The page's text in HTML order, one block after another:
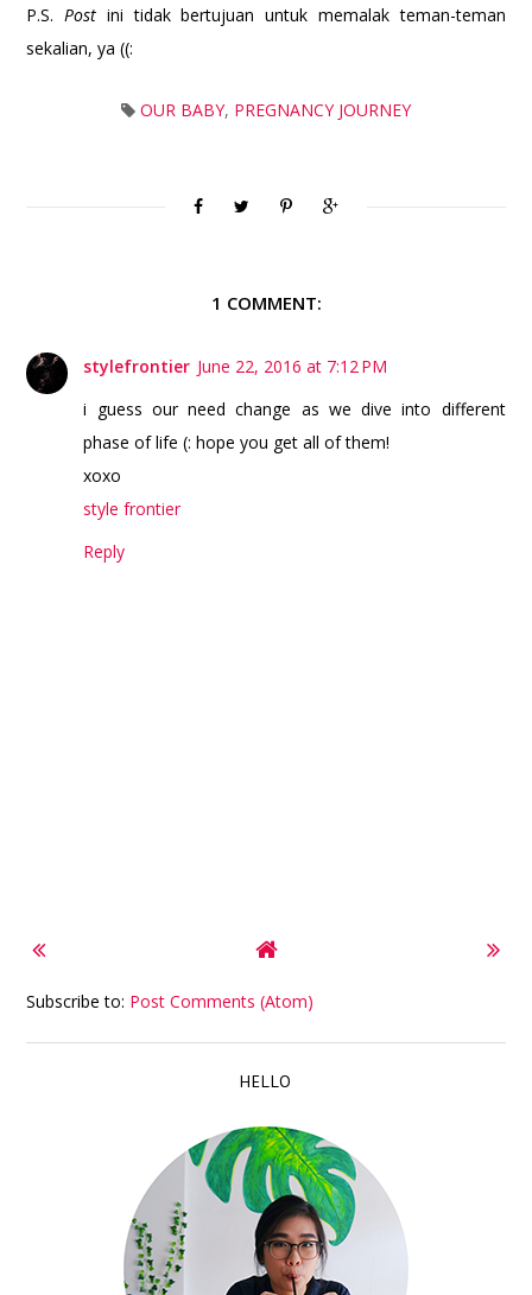
P.S. Post ini tidak bertujuan untuk memalak teman-teman
sekalian, ya ((:
OUR BABY, PREGNANCY JOURNEY
1 COMMENT:
stylefrontier June 22, 2016 at 7:12 PM
i guess our need change as we dive into different
phase of life (: hope you get all of them!
xoxo
style frontier
Reply
Subscribe to: Post Comments (Atom)
HELLO